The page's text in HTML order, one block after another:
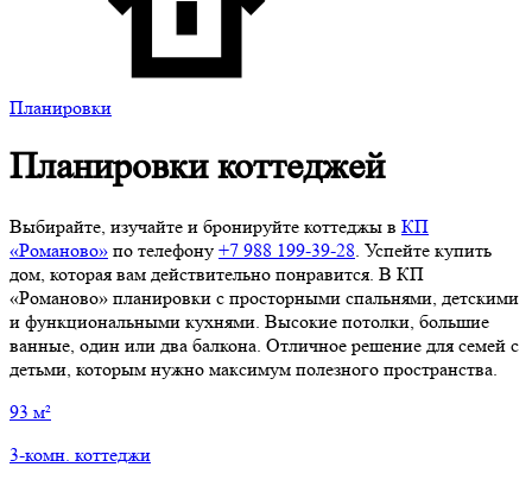
Планировки
Планировки коттеджей
Выбирайте, изучайте и бронируйте коттеджы в КП
«Романово» по телефону +7 988 199‑39‑28. Успейте купить
дом, которая вам действительно понравится. В КП
«Романово» планировки с просторными спальнями, детскими
и функциональными кухнями. Высокие потолки, большие
ванные, один или два балкона. Отличное решение для семей с
детьми, которым нужно максимум полезного пространства.
93 м²
3-комн. коттеджи